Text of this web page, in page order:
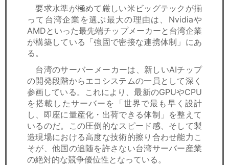
要求水準が極めて厳しい米ビッグテックが揃
って台湾企業を選ぶ最大の理由は、Nvidiaや
AMDといった最先端チップメーカーと台湾企業
が構築している「強固で密接な連携体制」にあ
る。
台湾のサーバーメーカーは、新しいAIチップ
の開発段階からエコシステムの一員として深く
参画している。これにより、最新のGPUやCPU
を搭載したサーバーを「世界で最も早く設計
し、即座に量産化・出荷できる体制」を整えて
いるのだ。この圧倒的なスピード感、そして製
造現場における高度な技術的擦り合わせ能力こ
そが、他国の追随を許さない台湾サーバー産業
の絶対的な競争優位性となっている。